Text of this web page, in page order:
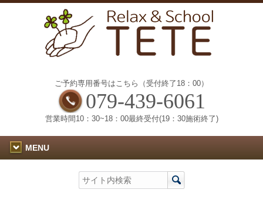
ご予約専用番号はこちら（受付終了18：00）
079-439-6061
営業時間10：30~18：00最終受付(19：30施術終了)
MENU